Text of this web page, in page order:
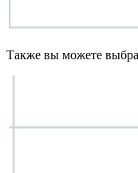
Также вы можете